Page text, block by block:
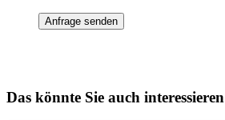
Das könnte Sie auch interessieren